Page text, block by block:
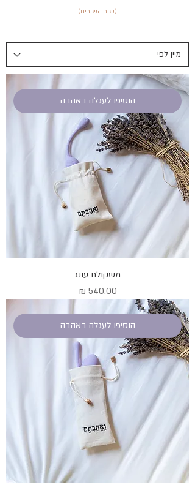
(שיר השירים)
הוסיפו לעגלה באהבה
משקולת עונג
מחיר
הוסיפו לעגלה באהבה